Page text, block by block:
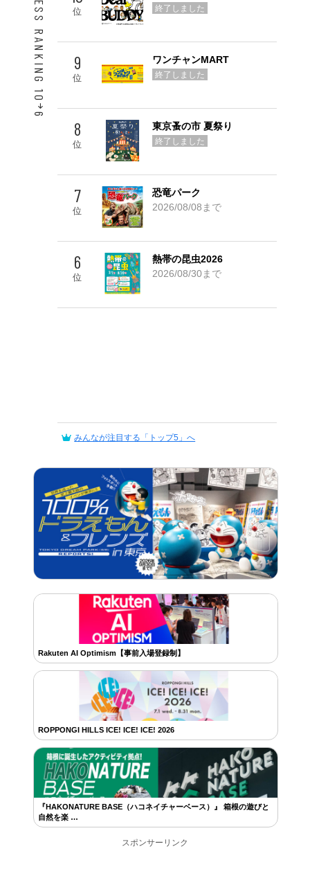
ACCESS RANKING 10
6
位 終了しました
9
位
ワンチャンMART
終了しました
8
位
東京蚤の市 夏祭り
終了しました
7
位
恐竜パーク
2026/08/08まで
6
位
熱帯の昆虫2026
2026/08/30まで
みんなが注目する「トップ5」へ
Rakuten AI Optimism【事前入場登録制】
ROPPONGI HILLS ICE! ICE! ICE! 2026
『HAKONATURE BASE（ハコネイチャーベース）』 箱根の遊びと
自然を楽 …
スポンサーリンク